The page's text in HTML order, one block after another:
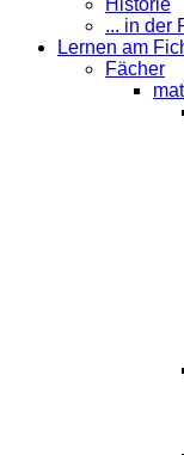
Historie
... in der
Lernen am
Fächer